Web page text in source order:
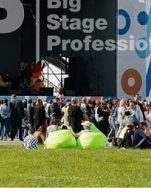
Подиумы
Трибуны
Пультовые